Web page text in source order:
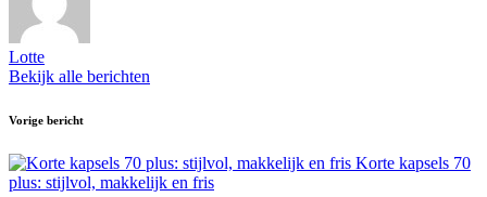
Lotte
Bekijk alle berichten
Bericht
navigatie
Vorige bericht
Korte kapsels 70
plus: stijlvol, makkelijk en fris